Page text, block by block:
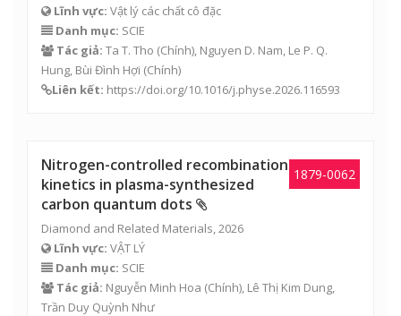
Lĩnh vực: Vật lý các chất cô đặc
Danh mục: SCIE
Tác giả: Ta T. Tho (Chính), Nguyen D. Nam, Le P. Q.
Hung, Bùi Đình Hợi (Chính)
Liên kết: https://doi.org/10.1016/j.physe.2026.116593
1879-0062
Nitrogen-controlled recombination
kinetics in plasma-synthesized
carbon quantum dots
Diamond and Related Materials, 2026
Lĩnh vực: VẬT LÝ
Danh mục: SCIE
Tác giả: Nguyễn Minh Hoa (Chính), Lê Thị Kim Dung
Trần Duy Quỳnh Như